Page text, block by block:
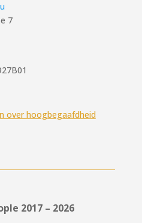
7
over hoogbegaafdheid
2017 – 2026